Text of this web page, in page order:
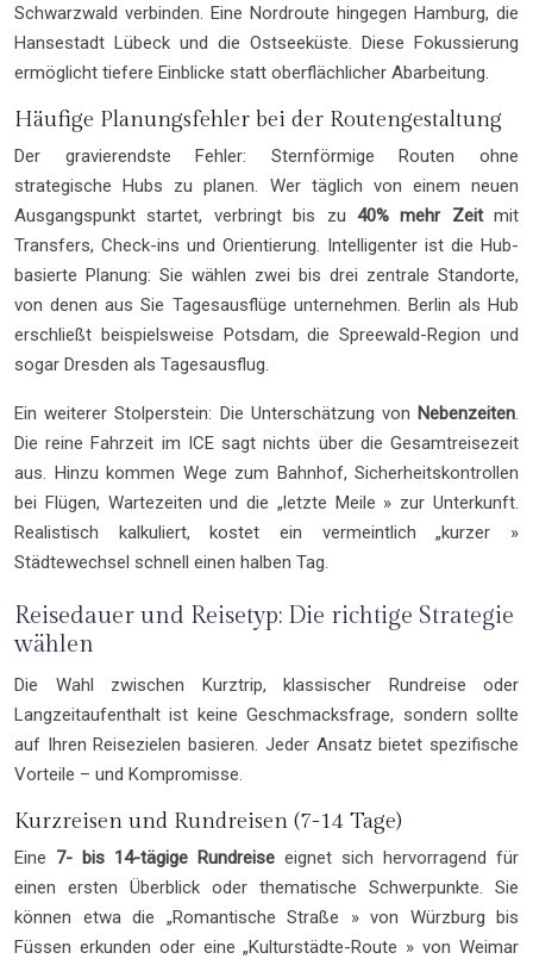
Schwarzwald verbinden. Eine Nordroute hingegen Hamburg, die
Hansestadt Lübeck und die Ostseeküste. Diese Fokussierung
ermöglicht tiefere Einblicke statt oberflächlicher Abarbeitung.
Häufige Planungsfehler bei der Routengestaltung
Der gravierendste Fehler: Sternförmige Routen ohne
strategische Hubs zu planen. Wer täglich von einem neuen
Ausgangspunkt startet, verbringt bis zu 40% mehr Zeitmit
Transfers, Check-ins und Orientierung. Intelligenter ist die Hub-
basierte Planung: Sie wählen zwei bis drei zentrale Standorte,
von denen aus Sie Tagesausflüge unternehmen. Berlin als Hub
erschließt beispielsweise Potsdam, die Spreewald-Region und
sogar Dresden als Tagesausflug.
Ein weiterer Stolperstein: Die Unterschätzung von Nebenzeiten.
Die reine Fahrzeit im ICE sagt nichts über die Gesamtreisezeit
aus. Hinzu kommen Wege zum Bahnhof, Sicherheitskontrollen
bei Flügen, Wartezeiten und die „letzte Meile » zur Unterkunft.
Realistisch kalkuliert, kostet ein vermeintlich „kurzer »
Städtewechsel schnell einen halben Tag.
Reisedauer und Reisetyp: Die richtige Strategie
wählen
Die Wahl zwischen Kurztrip, klassischer Rundreise oder
Langzeitaufenthalt ist keine Geschmacksfrage, sondern sollte
auf Ihren Reisezielen basieren. Jeder Ansatz bietet spezifische
Vorteile – und Kompromisse.
Kurzreisen und Rundreisen (7-14 Tage)
Eine 7- bis 14-tägige Rundreise eignet sich hervorragend für
einen ersten Überblick oder thematische Schwerpunkte. Sie
können etwa die „Romantische Straße » von Würzburg bis
Füssen erkunden oder eine „Kulturstädte-Route » von Weimar